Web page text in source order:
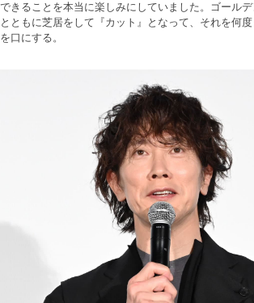
ることを本当に楽しみにしていました。ゴール
もに芝居をして『カット』となって、それを何
口にする。